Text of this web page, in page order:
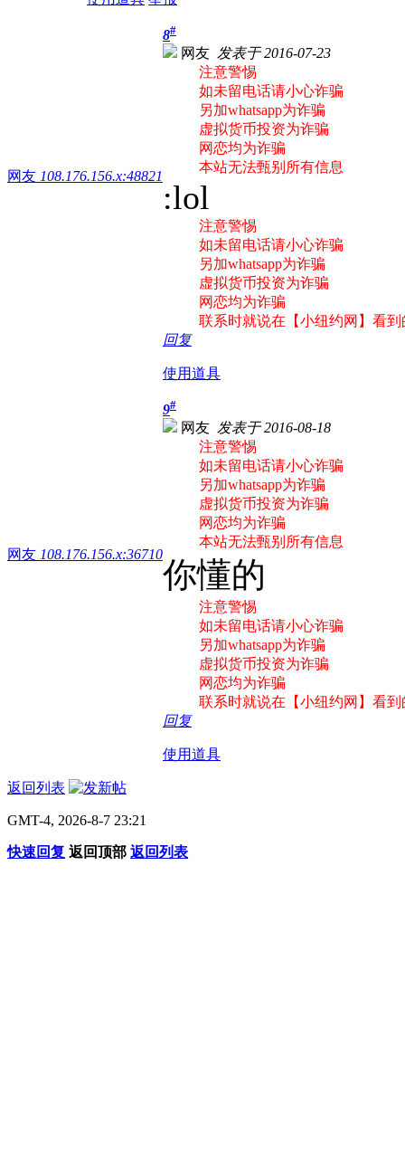
网友 108.176.156.x:48821
8#
网友 发表于 2016-07-23
注意警惕
如未留电话请小心诈骗
另加whatsapp为诈骗
虚拟货币投资为诈骗
网恋均为诈骗
本站无法甄别所有信息
:lol
注意警惕
如未留电话请小心诈骗
另加whatsapp为诈骗
虚拟货币投资为诈骗
网恋均为诈骗
联系时就说在【小纽约网】看到
回复
使用道具
网友 108.176.156.x:36710
9#
网友 发表于 2016-08-18
注意警惕
如未留电话请小心诈骗
另加whatsapp为诈骗
虚拟货币投资为诈骗
网恋均为诈骗
本站无法甄别所有信息
你懂的
注意警惕
如未留电话请小心诈骗
另加whatsapp为诈骗
虚拟货币投资为诈骗
网恋均为诈骗
联系时就说在【小纽约网】看到
回复
使用道具
返回列表
GMT-4, 2026-8-7 23:21
快速回复 返回顶部 返回列表